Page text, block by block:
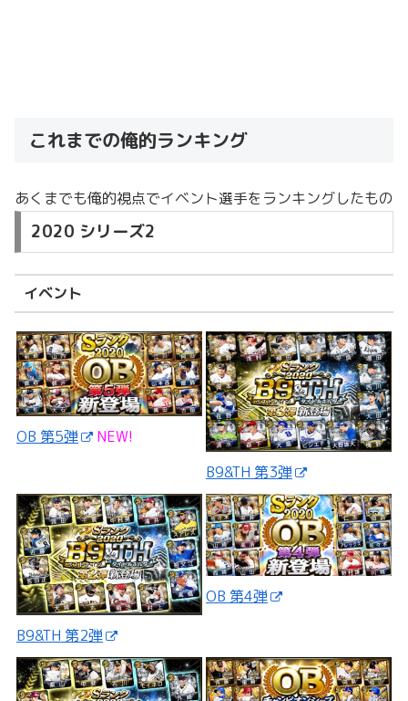
これまでの俺的ランキング
あくまでも俺的視点でイベント選手をランキングしたもの
2020 シリーズ2
イベント
OB 第5弾
NEW!
B9&TH 第3弾
B9&TH 第2弾
OB 第4弾